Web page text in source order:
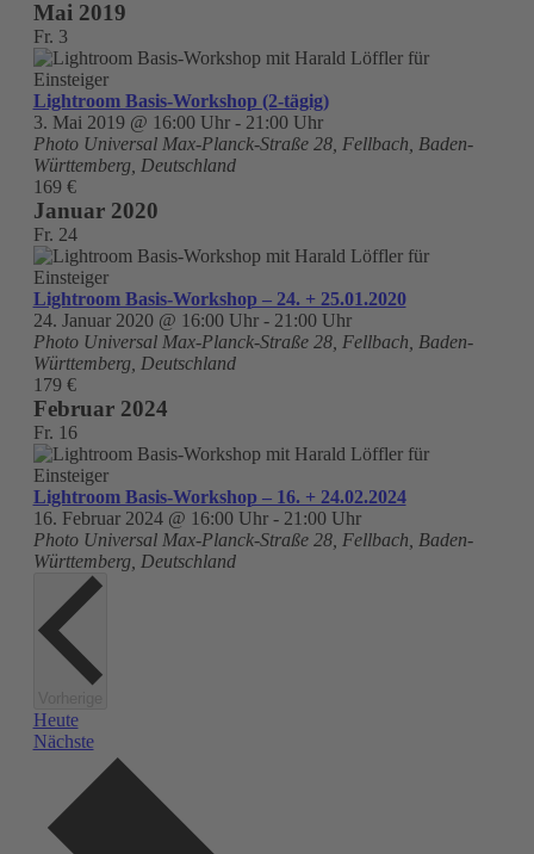
Mai 2019
Fr. 3
Lightroom Basis-Workshop (2-tägig)
3. Mai 2019 @ 16:00 Uhr- 21:00 Uhr
Photo Universal Max-Planck-Straße 28, Fellbach, Baden-
Württemberg, Deutschland
169 €
Januar 2020
Fr. 24
Lightroom Basis-Workshop – 24. + 25.01.2020
24. Januar 2020 @ 16:00 Uhr- 21:00 Uhr
Photo Universal Max-Planck-Straße 28, Fellbach, Baden-
Württemberg, Deutschland
179 €
Februar 2024
Fr. 16
Lightroom Basis-Workshop – 16. + 24.02.2024
16. Februar 2024 @ 16:00 Uhr- 21:00 Uhr
Photo Universal Max-Planck-Straße 28, Fellbach, Baden-
Württemberg, Deutschland
Heute
NächsteVeranstaltungen